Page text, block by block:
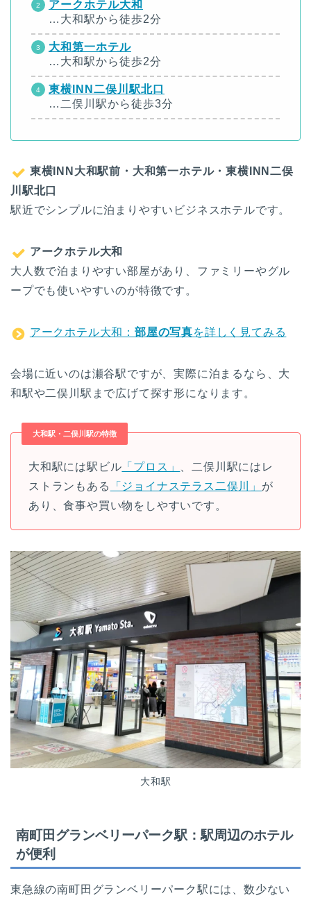
アークホテル大和
…大和駅から徒歩2分
大和第一ホテル
…大和駅から徒歩2分
東横INN二俣川駅北口
…二俣川駅から徒歩3分
東横INN大和駅前・大和第一ホテル・東横INN二俣
川駅北口
駅近でシンプルに泊まりやすいビジネスホテルです。
アークホテル大和
大人数で泊まりやすい部屋があり、ファミリーやグル
ープでも使いやすいのが特徴です。
アークホテル大和：部屋の写真を詳しく見てみる
会場に近いのは瀬谷駅ですが、実際に泊まるなら、大
和駅や二俣川駅まで広げて探す形になります。
大和駅・二俣川駅の特徴
大和駅には駅ビル 「プロス」
、二俣川駅にはレ
ストランもある
「ジョイナステラス二俣川」 が
あり、食事や買い物をしやすいです。
大和駅
南町田グランベリーパーク駅：駅周辺のホテル
が便利
東急線の南町田グランベリーパーク駅には、数少ない